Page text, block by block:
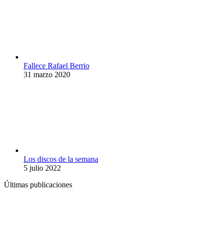
Fallece Rafael Berrio
31 marzo 2020
Los discos de la semana
5 julio 2022
Últimas publicaciones